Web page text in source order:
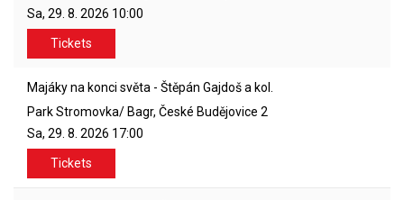
Sa, 29. 8. 2026 10:00
Tickets
Majáky na konci světa - Štěpán Gajdoš a kol.
Park Stromovka/ Bagr, České Budějovice 2
Sa, 29. 8. 2026 17:00
Tickets